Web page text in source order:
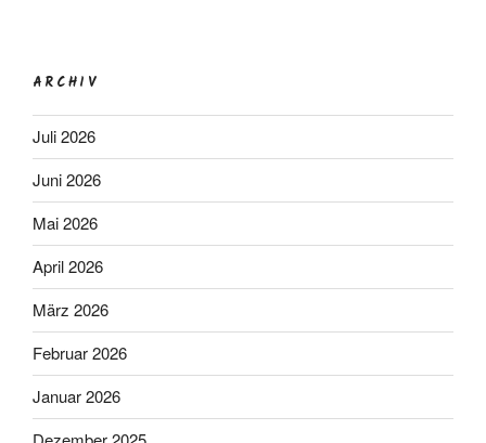
ARCHIV
Juli 2026
Juni 2026
Mai 2026
April 2026
März 2026
Februar 2026
Januar 2026